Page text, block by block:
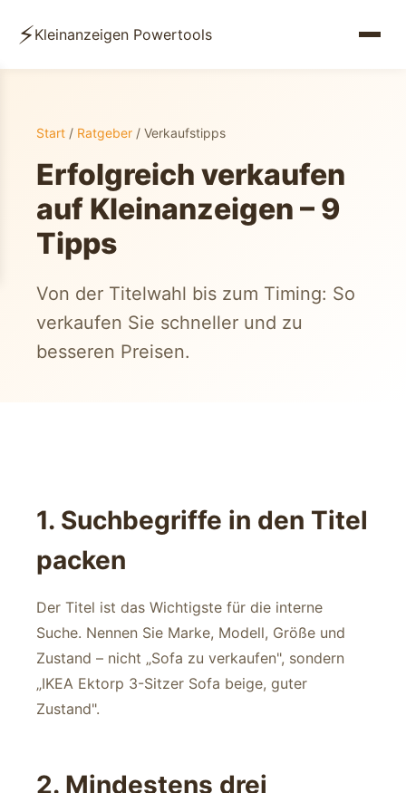
⚡Kleinanzeigen Powertools
Start / Ratgeber / Verkaufstipps
Erfolgreich verkaufen
auf Kleinanzeigen – 9
Tipps
Von der Titelwahl bis zum Timing: So
verkaufen Sie schneller und zu
besseren Preisen.
1. Suchbegriffe in den Titel
packen
Der Titel ist das Wichtigste für die interne
Suche. Nennen Sie Marke, Modell, Größe und
Zustand – nicht „Sofa zu verkaufen", sondern
„IKEA Ektorp 3-Sitzer Sofa beige, guter
Zustand".
2. Mindestens drei